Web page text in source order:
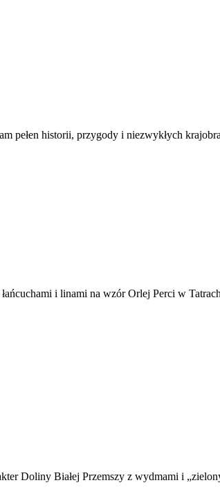
pełen historii, przygody i niezwykłych
i linami na wzór Orlej Perci w
Doliny Białej Przemszy z wydmami i